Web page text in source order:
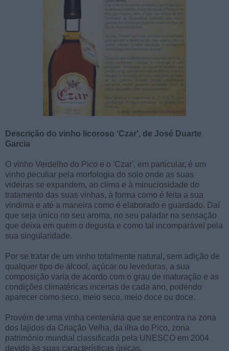
Descrição do vinho licoroso 'Czar', de José Duarte
Garcia
O vinho Verdelho do Pico e o 'Czar', em particular, é um
vinho peculiar pela morfologia do solo onde as suas
videiras se expandem, ao clima e à minuciosidade do
tratamento das suas vinhas, à forma como é feita a sua
vindima e até a maneira como é elaborado e guardado. Daí
que seja único no seu aroma, no seu paladar na sensação
que deixa em quem o degusta e como tal incomparável pela
sua singularidade.
Por se tratar de um vinho totalmente natural, sem adição de
qualquer tipo de álcool, açúcar ou leveduras, a sua
composição varia de acordo com o grau de maturação e as
condições climatéricas incertas de cada ano, podendo
aparecer como seco, meio seco, meio doce ou doce.
Provém de uma vinha centenária que se encontra na zona
dos lajidos da Criação Velha, da ilha do Pico, zona
património mundial classificada pela UNESCO em 2004
devido às suas características únicas.